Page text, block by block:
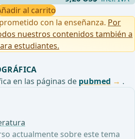
actualmente sobre este tema
al carrito
con la enseñanza. Por
nuestros contenidos también a
estudiantes.
en las páginas de pubmed .